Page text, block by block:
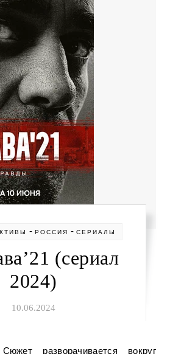
-РОССИЯ -СЕРИАЛЫ
(сериал
2024)
10.06.2024